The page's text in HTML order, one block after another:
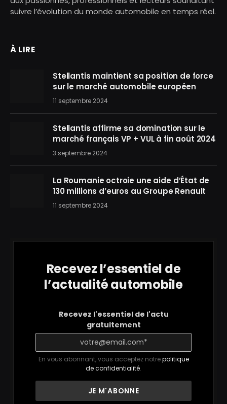
suivre l’évolution du monde automobile en temps réel.
À LIRE
Stellantis maintient sa position de force
sur le marché automobile européen
11 septembre 2024
Stellantis affirme sa domination sur le
marché français VP + VUL à fin août 2024
3 septembre 2024
La Roumanie octroie une aide d’État de
130 millions d’euros au Groupe Renault
11 septembre 2024
Recevez l’essentiel de
l’actualité automobile
Recevez l'essentiel de l'actu
gratuitement
En vous abonnant, vous acceptez notrepolitique
de confidentialité.